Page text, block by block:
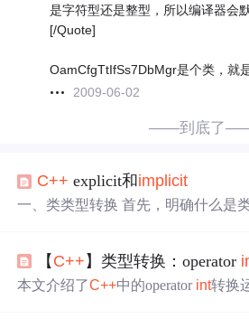
是字符型还是整型，所以编译器会
[/Quote]
OamCfgTtIfSs7DbMgr是个类，就
2009-06-02
——到底了
C++ explicit和implicit
一、类类型转换 首先，明确什么是类类型转换， 内置类型
实参，则它可以进行隐式的类类型
类型转换为另一种类类型的转换规则） 类的构造函
【 C++ 】类型转换：operator
本文介绍了C++中的operator int转换